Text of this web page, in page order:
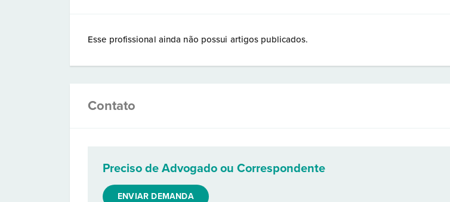
Esse profissional ainda não possui artigos publicados.
Contato
Preciso de Advogado ou Correspondente
ENVIAR DEMANDA